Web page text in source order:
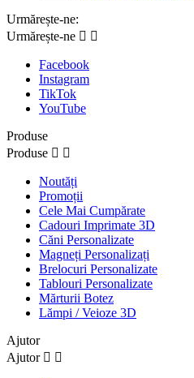
Urmărește-ne:
Urmărește-ne  
Facebook
Instagram
TikTok
YouTube
Produse
Produse  
Noutăți
Promoții
Cele Mai Cumpărate
Cadouri Imprimate 3D
Căni Personalizate
Magneți Personalizați
Brelocuri Personalizate
Tablouri Personalizate
Mărturii Botez
Lămpi / Veioze 3D
Ajutor
Ajutor  